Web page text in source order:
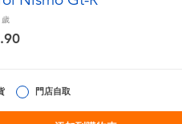
歲
門店自取